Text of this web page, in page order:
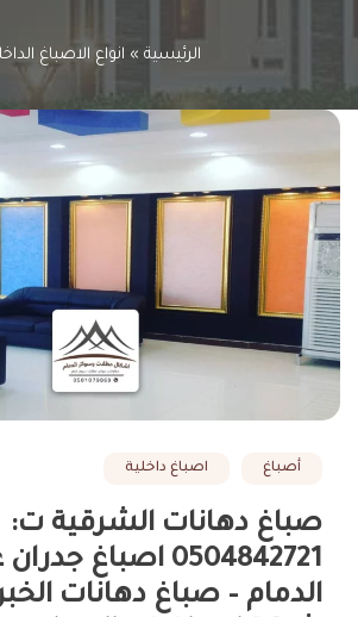
الرئيسية » انواع الاصباغ
أصباغ اصباغ داخلية
صباغ دهانات الشرقية ت:
0504842721 اصباغ
الدمام – صباغ دهانات